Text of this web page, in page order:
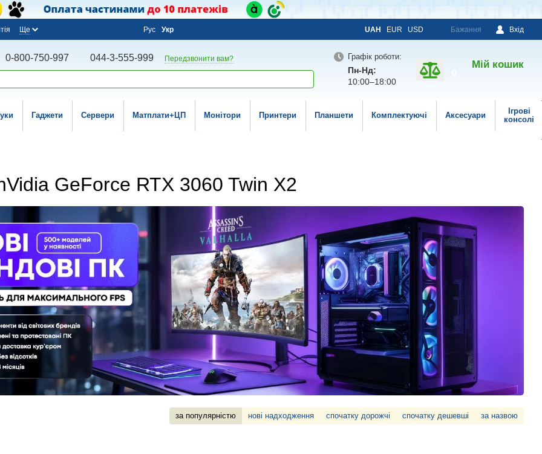
Ще Рус Укр UAH EUR USD Бажання Вхід
0-800-750-997 044-3-555-999 Передзвонити вам? Графік роботи:
Пн-Нд:
10:00–18:00
Мій кошик
Гаджети Сервери Матплати+ЦП Монітори Принтери Планшети Комплектуючі Аксесуари
Ігрові
консолі
GeForce RTX 3060 Twin X2
за популярністю нові надходження спочатку дорожчі спочатку дешевші за назвою